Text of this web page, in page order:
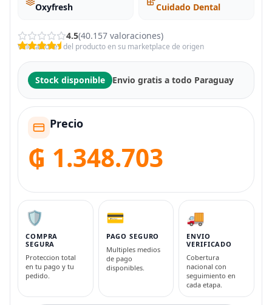
Oxyfresh Cuidado Dental
4.5(40.157 valoraciones)
Valoraciones del producto en su marketplace de origen
Stock disponible Envio gratis a todo Paraguay
Precio
₲ 1.348.703
🛡️
COMPRA
SEGURA
Proteccion total
en tu pago y tu
pedido.
💳
PAGO SEGURO
Multiples medios
de pago
disponibles.
🚚
ENVIO
VERIFICADO
Cobertura
nacional con
seguimiento en
cada etapa.